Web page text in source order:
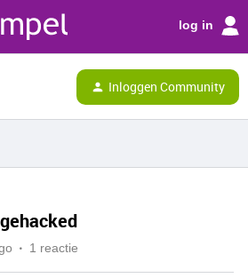
log in
Inloggen Community
1 reactie